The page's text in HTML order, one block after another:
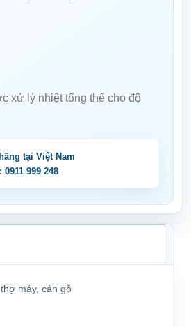
xử lý nhiệt tổng thể cho độ
máy, cán gỗ